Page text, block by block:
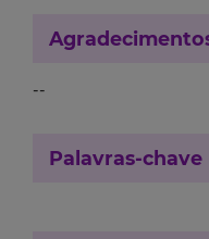
--
Palavras-chave